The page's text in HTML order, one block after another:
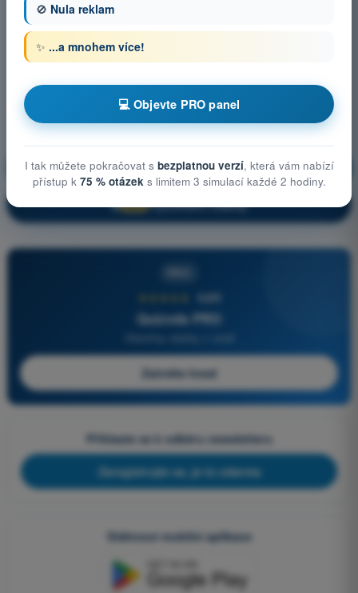
Letecké předpisy Trénink!
🔒 PRO Vysvětlení otázky
4,6/5
Quizvds PRO
Začněte hned
Přihlaste se k odběru newsletteru
Zaregistrujte se, je to zdarma
Stáhnout mobilní aplikace
🚫 Nula reklam
✨ ...a mnohem více!
💻 Objevte PRO panel
I tak můžete pokračovat s bezplatnou verzí, která vám nabízí
přístup k 75 % otázeks limitem 3 simulací každé 2 hodiny.